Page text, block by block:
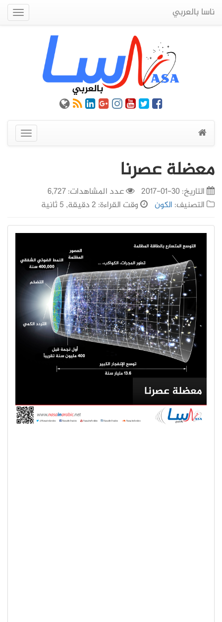
ناسا بالعربي
عرض
القائمة
معضلة عصرنا
التاريخ:30-01-2017
عدد المشاهدات: 6,727
التصنيف: الكون وقت القراءة: 2 دقيقة, 5 ثانية